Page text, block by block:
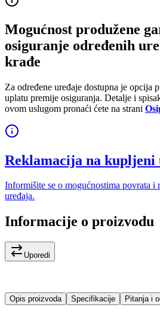
Mogućnost produžene
osiguranje određenih
krađe
Za određene uređaje dostupna je opcija
uplatu premije osiguranja. Detalje i
ovom uslugom pronaći ćete na strani
Reklamacija na kupljeni
Informišite se o mogućnostima povrata i
uređaja.
Informacije o proizvodu
Uporedi
Opis proizvoda Specifikacije Pitanja i